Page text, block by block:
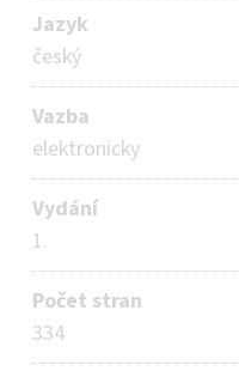
Jazyk
český
Vazba
elektronicky
Vydání
1.
Počet stran
334